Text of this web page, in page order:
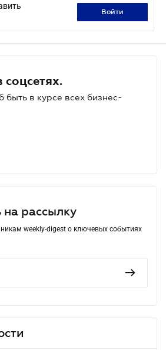
войти
соцсетях.
быть в курсе всех бизнес-
рассылку
weekly-digest о ключевых событиях